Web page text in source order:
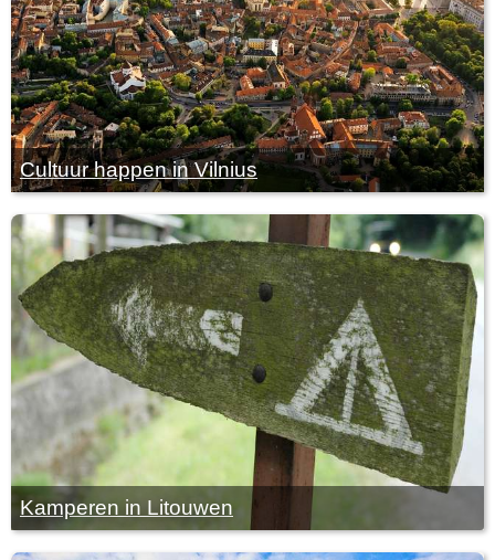
Cultuur happen in Vilnius
Kamperen in Litouwen